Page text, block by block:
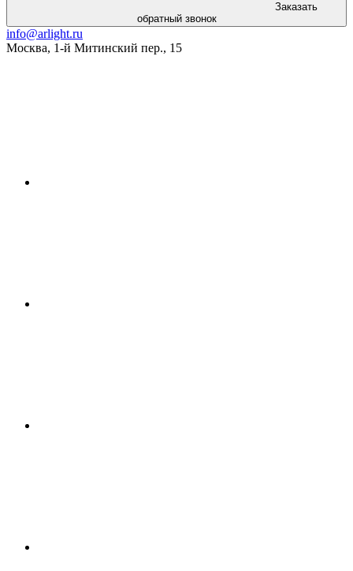
Заказать
обратный звонок
info@arlight.ru
Москва, 1-й Митинский пер., 15